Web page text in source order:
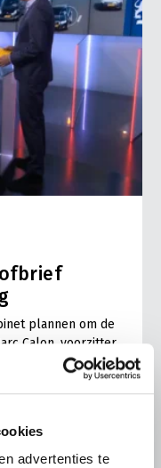
advertenties te
plannen om de
Calon, voorzitter
Lees meer